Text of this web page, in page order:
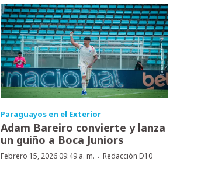
Paraguayos en el Exterior
Adam Bareiro convierte y lanza
un guiño a Boca Juniors
Febrero 15, 2026 09:49 a. m. · Redacción D10